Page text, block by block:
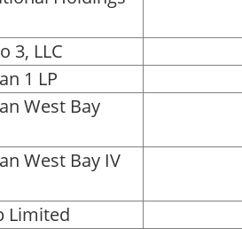
3, LLC
1 LP
West Bay
West Bay IV
Limited